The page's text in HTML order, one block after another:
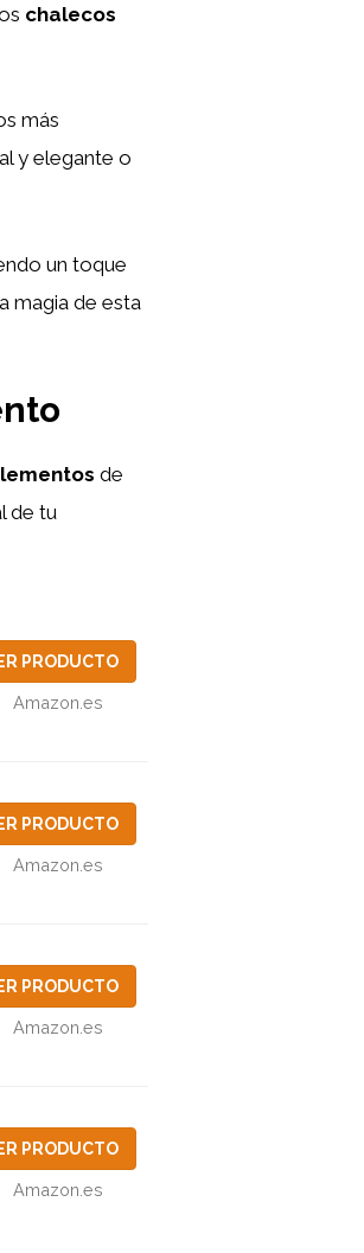
chalecos
más
y elegante o
un toque
magia de esta
de
de tu
PRODUCTO
Amazon.es
PRODUCTO
Amazon.es
PRODUCTO
Amazon.es
PRODUCTO
Amazon.es